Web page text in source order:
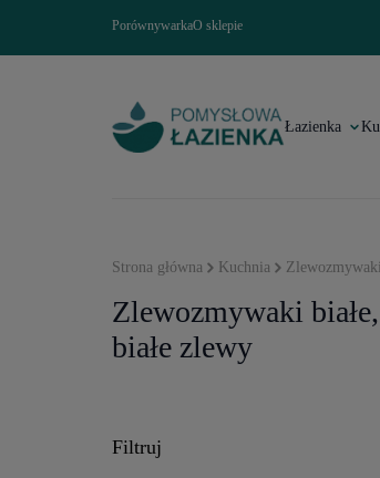
PorównywarkaO sklepie
Łazienka
Strona główna Kuchnia Zlewozmywaki
Zlewozmywaki białe,
białe zlewy
Filtruj